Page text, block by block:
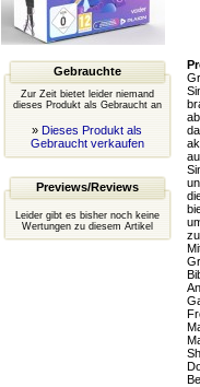
Gebrauchte
Zur Zeit bietet leider niemand
dieses Produkt als Gebraucht an
» Dieses Produkt als
Gebraucht verkaufen
Previews/Reviews
Leider gibt es bisher noch keine
Wertungen zu diesem Artikel